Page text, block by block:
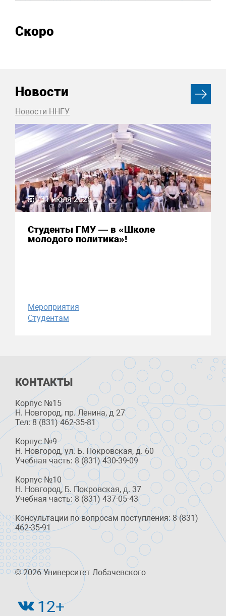
Скоро
Новости
Новости ННГУ
31 июля 2026
Студенты ГМУ — в «Школе
молодого политика»!
Мероприятия
Студентам
КОНТАКТЫ
Корпус №15
Н. Новгород, пр. Ленина, д 27
Тел: 8 (831) 462-35-81
Корпус №9
Н. Новгород, ул. Б. Покровская, д. 60
Учебная часть: 8 (831) 430-39-09
Корпус №10
Н. Новгород, Б. Покровская, д. 37
Учебная часть: 8 (831) 437-05-43
Консультации по вопросам поступления: 8 (831)
462-35-91
© 2026 Университет Лобачевского
12+